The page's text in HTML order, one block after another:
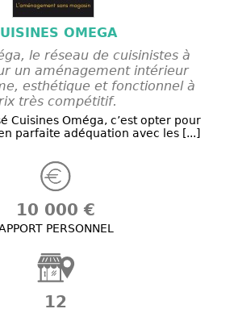
OMEGA
le réseau de cuisinistes à
un aménagement intérieur
esthétique et fonctionnel à
très compétitif.
Cuisines Oméga, c’est opter pour
parfaite adéquation avec les [...]
10 000 €
PERSONNEL
12